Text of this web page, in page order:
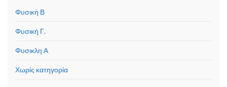
Φυσική Β
Φυσική Γ.
Φυσικλη Α
Χωρίς κατηγορία